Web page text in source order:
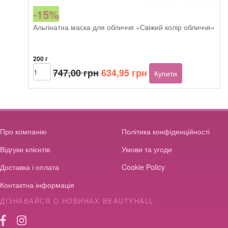
-15%
Альгінатна маска для обличчя «Свіжий колір обличчя»
200 г
747,00грнОригінальна
ціна:
634,95 грнПоточна
ціна:
Beautyhall
ALGO
peel
mask
Complexion
Купити
Про компанію
Відгуки клієнтів
Доставка і оплата
Контактна інформація
Політика конфіденційності
Умови та угоди
Cookie Policy
ДІЗНАВАЙСЯ О НОВИНАХ BEAUTYHALL